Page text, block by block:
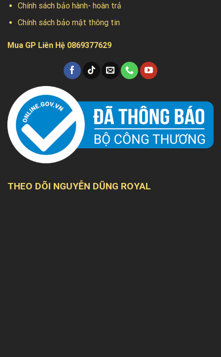
Chính sách bảo hành- hoàn trả
Chính sách bảo mật thông tin
Mua GP Liên Hệ 0869377629
THEO DÕI NGUYỄN DŨNG ROYAL